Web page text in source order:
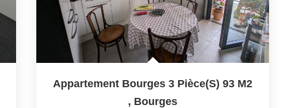
Appartement Bourges 3 Pièce(s) 93 M2
, Bourges